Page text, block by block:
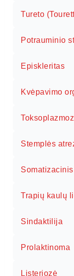
Tureto
Potrauminio
Episkleritas
Kvėpavimo
Stemplės
Trapių kaulų
Sindaktilija
Prolaktinoma
Listeriozė